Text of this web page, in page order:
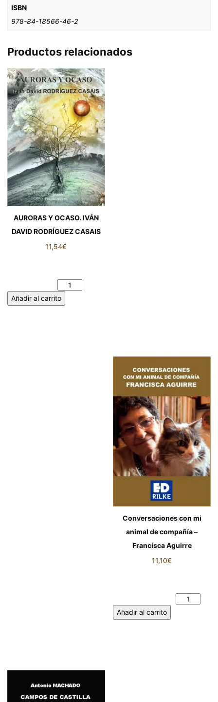
ISBN
978-84-18566-46-2
Productos relacionados
AURORAS Y OCASO. IVÁN
DAVID RODRÍGUEZ CASAIS
11,54€
Añadir al carrito
Conversaciones con mi
animal de compañía –
Francisca Aguirre
11,10€
Añadir al carrito